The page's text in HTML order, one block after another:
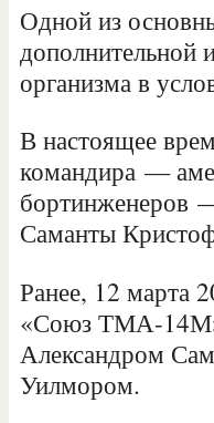
Одной из
дополнительной
организма в
В настоящее
командира —
бортинженеров
Саманты
Ранее, 12 марта
«Союз ТМА-14М»
Александром
Уилмором.